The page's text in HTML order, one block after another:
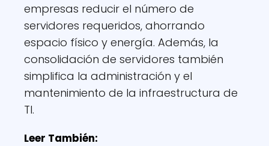
empresas reducir el número de
servidores requeridos, ahorrando
espacio físico y energía. Además, la
consolidación de servidores también
simplifica la administración y el
mantenimiento de la infraestructura de
TI.
Leer También: